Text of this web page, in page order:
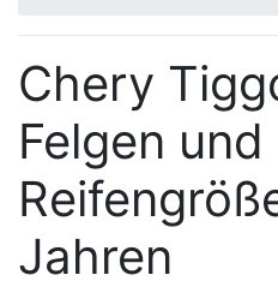
Chery
Felgen und
Jahren